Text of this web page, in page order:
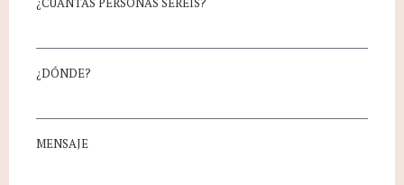
¿DÓNDE?
MENSAJE